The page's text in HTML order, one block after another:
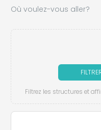
Où voulez-vous aller?
Filtrez les structures et